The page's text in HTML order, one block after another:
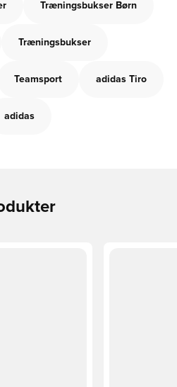
Træningsbukser Børn
Træningsbukser
Teamsport adidas Tiro
adidas